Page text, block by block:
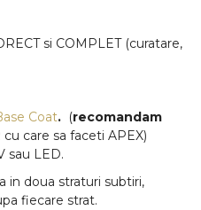
si COMPLET (curatare,
Coat. (recomandam
care sa faceti APEX)
sau LED.
in doua straturi subtiri,
fiecare strat.